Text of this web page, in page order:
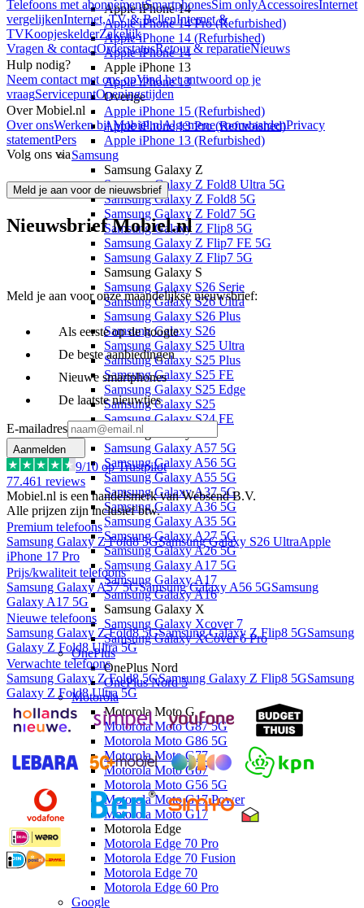
Apple iPhone 14
Apple iPhone 14 Pro (Refurbished)
Apple iPhone 14 (Refurbished)
Apple iPhone 14
Apple iPhone 13
Apple iPhone 13
Overige
Apple iPhone 15 (Refurbished)
Apple iPhone 13 Pro (Refurbished)
Apple iPhone 13 (Refurbished)
Samsung
Samsung Galaxy Z
Samsung Galaxy Z Fold8 Ultra 5G
Samsung Galaxy Z Fold8 5G
Samsung Galaxy Z Fold7 5G
Samsung Galaxy Z Flip8 5G
Samsung Galaxy Z Flip7 FE 5G
Samsung Galaxy Z Flip7 5G
Samsung Galaxy S
Samsung Galaxy S26 Serie
Samsung Galaxy S26 Ultra
Samsung Galaxy S26 Plus
Samsung Galaxy S26
Samsung Galaxy S25 Ultra
Samsung Galaxy S25 Plus
Samsung Galaxy S25 FE
Samsung Galaxy S25 Edge
Samsung Galaxy S25
Samsung Galaxy S24 FE
Samsung Galaxy A
Samsung Galaxy A57 5G
Samsung Galaxy A56 5G
Samsung Galaxy A55 5G
Samsung Galaxy A37 5G
Samsung Galaxy A36 5G
Samsung Galaxy A35 5G
Samsung Galaxy A27 5G
Samsung Galaxy A26 5G
Samsung Galaxy A17 5G
Samsung Galaxy A17
Samsung Galaxy A16
Samsung Galaxy X
Samsung Galaxy Xcover 7
Samsung Galaxy XCover 6 Pro
OnePlus
OnePlus Nord
OnePlus Nord 5
Motorola
Motorola Moto G
Motorola Moto G87 5G
Motorola Moto G86 5G
Motorola Moto G77
Motorola Moto G67
Motorola Moto G56 5G
Motorola Moto G17 Power
Motorola Moto G17
Motorola Edge
Motorola Edge 70 Pro
Motorola Edge 70 Fusion
Motorola Edge 70
Motorola Edge 60 Pro
Google
Telefoons met abonnementSmartphonesSim onlyAccessoiresInternet
vergelijkenInternet, TV & BellenInternet &
TVKoopjeskelderZakelijk
Vragen & contactOrderstatusRetour & reparatieNieuws
Hulp nodig?
Neem contact met ons opVind het antwoord op je
vraagServicepuntOpeningstijden
Over Mobiel.nl
Over onsWerken bij Mobiel.nlAlgemene voorwaardenPrivacy
statementPers
Volg ons via
Meld je aan voor de nieuwsbrief
Nieuwsbrief Mobiel.nl
Meld je aan voor onze maandelijkse nieuwsbrief:
Als eerste op de hoogte
De beste aanbiedingen
Nieuwe smartphones
De laatste nieuwtjes
E-mailadres
Aanmelden
9/10 op Trustpilot
77.461 reviews
Mobiel.nl is een handelsmerk van Websend B.V.
Alle prijzen zijn inclusief btw.
Premium telefoons
Samsung Galaxy Z Fold8 5GSamsung Galaxy S26 UltraApple
iPhone 17 Pro
Prijs/kwaliteit telefoons
Samsung Galaxy A57 5GSamsung Galaxy A56 5GSamsung
Galaxy A17 5G
Nieuwe telefoons
Samsung Galaxy Z Fold8 5GSamsung Galaxy Z Flip8 5GSamsung
Galaxy Z Fold8 Ultra 5G
Verwachte telefoons
Samsung Galaxy Z Fold8 5GSamsung Galaxy Z Flip8 5GSamsung
Galaxy Z Fold8 Ultra 5G